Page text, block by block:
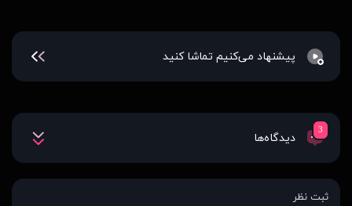
پیشنهاد می‌کنیم تماشا کنید
3
دیدگاه‌ها
ثبت نظر